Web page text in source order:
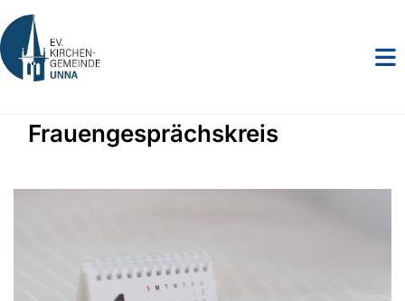
Frauengesprächskreis